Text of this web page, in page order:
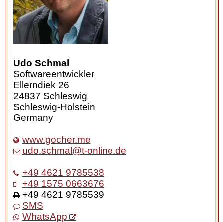
Udo Schmal
Softwareentwickler
Ellerndiek 26
24837 Schleswig
Schleswig-Holstein
Germany
www.gocher.me
udo.schmal@t-online.de
+49 4621 9785538
+49 1575 0663676
+49 4621 9785539
SMS
WhatsApp